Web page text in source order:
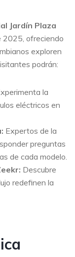
Jardín Plaza
2025, ofreciendo
exploren
podrán:
la
eléctricos en
Expertos de la
preguntas
de cada modelo.
Descubre
redefinen la